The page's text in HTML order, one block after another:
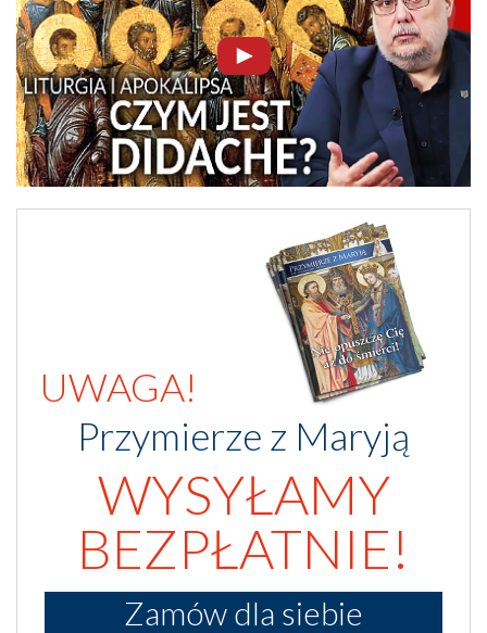
UWAGA!
Przymierze z Maryją
WYSYŁAMY
BEZPŁATNIE!
Zamów dla siebie